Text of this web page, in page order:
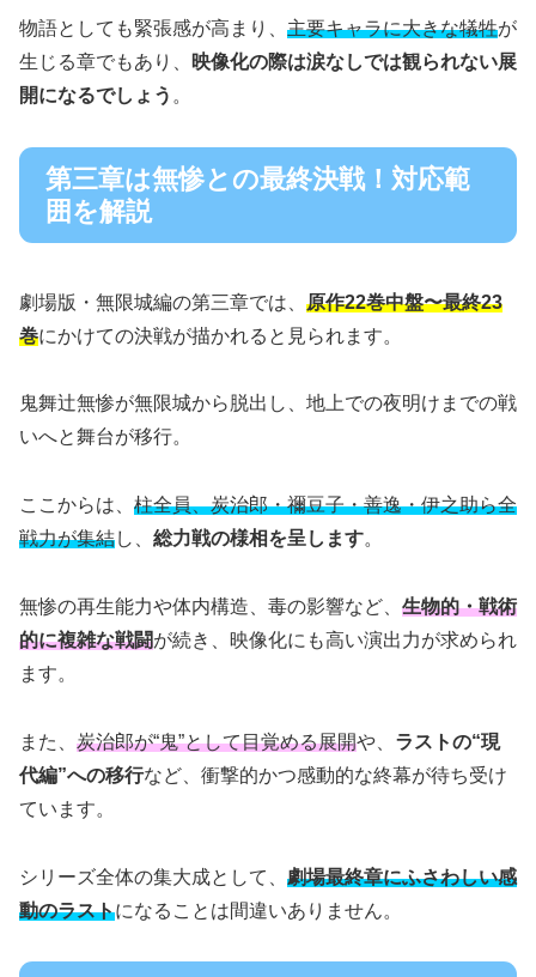
物語としても緊張感が高まり、 主要キャラに大きな犠牲が
生じる章でもあり、
映像化の際は涙なしでは観られない展
開になるでしょう 。
第三章は無惨との最終決戦！対応範
囲を解説
劇場版・無限城編の第三章では、 原作22巻中盤〜最終23
巻にかけての決戦が描かれると見られます。
鬼舞辻無惨が無限城から脱出し、地上での夜明けまでの戦
いへと舞台が移行。
ここからは、 柱全員、炭治郎・禰豆子・善逸・伊之助ら全
戦力が集結し、 総力戦の様相を呈します。
無惨の再生能力や体内構造、毒の影響など、 生物的・戦術
的に複雑な戦闘が続き、映像化にも高い演出力が求められ
ます。
また、 炭治郎が“鬼”として目覚める展開や、 ラストの“現
代編”への移行など、衝撃的かつ感動的な終幕が待ち受け
ています。
シリーズ全体の集大成として、 劇場最終章にふさわしい感
動のラストになることは間違いありません。